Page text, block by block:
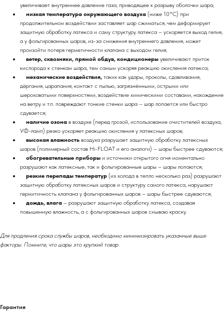
увеличивает внутреннее давление газа, приводящее к разрыву оболочки шара;
низкая температура окружающего воздуха (ниже 10°C) при
продолжительном воздействии заставляет шар сжиматься, чем деформирует
защитную обработку латекса и саму структуру латекса – ускоряется выход гелия,
а у фольгированных шаров, из-за снижения внутреннего давления, может
произойти потеря герметичности клапана с выходом гелия;
ветер, сквозняки, прямой обдув, кондиционеры увеличивают приток
кислорода к стенкам шара, тем самым ускоряя реакцию окисления латекса;
механические воздействия, таких как удары, проколы, сдавливания,
дёргания, царапания, контакт с пылью, загрязнёнными, острыми или
шероховатыми поверхностями, воздействие химическими составами, нахождение
на ветру и т.п. повреждают тонкие стенки шара – шар лопается или быстро
сдувается;
наличие озона в воздухе (перед грозой, использование очистителей воздуха,
УФ-ламп) резко ускоряет реакцию окисления у латексных шаров;
высокая влажность воздуха разрушает защитную обработку латексных
шаров (полимерный состав Hi-FLOAT и его аналоги) – шары быстрее сдуваются;
обогревательные приборы и источники открытого огня моментально
разрушают как латексные, так и фольгированные шары – шары лопаются;
резкие перепады температур (из холода в тепло несколько раз) разрушают
защитную обработку латексных шаров и структуру самого латекса, нарушают
гермитичность клапана у фольгированных шаров – шары быстрее сдуваются;
дождь, влага – разрушают защитную обработку латекса, создавая
повышенную влажность, а с фольгированных шаров смываю краску.
Для продления срока службы шаров, необходимо минимизировать указанные выше
факторы. Помните, что шары это хрупкий товар.
Гарантия